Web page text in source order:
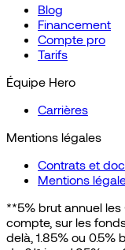
Blog
Financement
Compte pro
Tarifs
Équipe Hero
Carrières
Mentions légales
Contrats et
Mentions
**5% brut annuel
compte, sur les
delà, 1.85% ou 0.5%